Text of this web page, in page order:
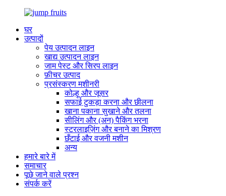
घर
उत्पादों
पेय उत्पादन लाइन
खाद्य उत्पादन लाइन
जाम पेस्ट और सिरप लाइन
फ़ीचर उत्पाद
प्रसंस्करण मशीनरी
कोल्हू और जूसर
सफाई टुकड़ा करना और छीलना
खाना पकाना सुखाने और तलना
सीलिंग और (अन) पैकिंग भरना
स्टरलाइज़िंग और बनाने का मिश्रण
छँटाई और वजनी मशीन
अन्य
हमारे बारे में
समाचार
पूछे जाने वाले प्रश्न
संपर्क करें